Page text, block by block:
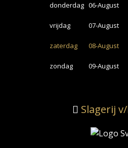
donderdag 06-August
vrijdag
07-August
zaterdag
08-August
zondag
09-August
Slagerij